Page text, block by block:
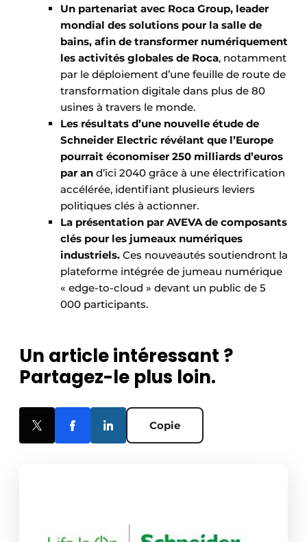
Un partenariat avec Roca Group, leader
mondial des solutions pour la salle de
bains, afin de transformer numériquement
les activités globales de Roca, notamment
par le déploiement d’une feuille de route de
transformation digitale dans plus de 80
usines à travers le monde.
Les résultats d’une nouvelle étude de
Schneider Electric révélant que l’Europe
pourrait économiser 250 milliards d’euros
par an d’ici 2040 grâce à une électrification
accélérée, identifiant plusieurs leviers
politiques clés à actionner.
La présentation par AVEVA de composants
clés pour les jumeaux numériques
industriels. Ces nouveautés soutiendront la
plateforme intégrée de jumeau numérique
« edge-to-cloud » devant un public de 5
000 participants.
Un article intéressant ?
Partagez-le plus loin.
Copie